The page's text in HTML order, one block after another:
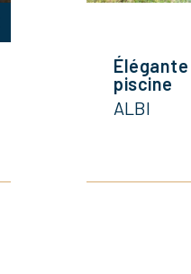
piscine
ALBI